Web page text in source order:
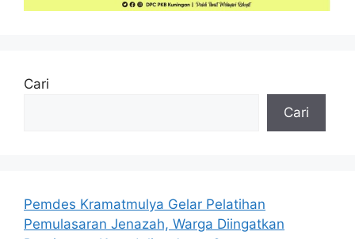
Cari
Cari
Pemdes Kramatmulya Gelar Pelatihan
Pemulasaran Jenazah, Warga Diingatkan